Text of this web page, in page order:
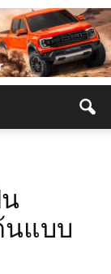
นแบบ